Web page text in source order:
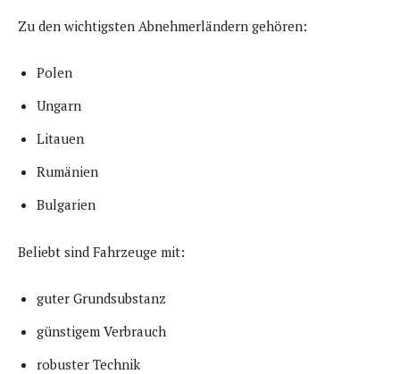
Zu den wichtigsten Abnehmerländern gehören:
Polen
Ungarn
Litauen
Rumänien
Bulgarien
Beliebt sind Fahrzeuge mit:
guter Grundsubstanz
günstigem Verbrauch
robuster Technik